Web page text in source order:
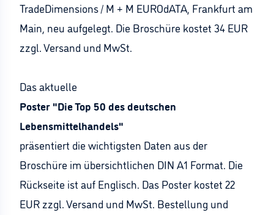
TradeDimensions / M + M EUROdATA, Frankfurt am
Main, neu aufgelegt. Die Broschüre kostet 34 EUR
zzgl. Versand und MwSt.
Das aktuelle
Poster "Die Top 50 des deutschen
Lebensmittelhandels"
präsentiert die wichtigsten Daten aus der
Broschüre im übersichtlichen DIN A1 Format. Die
Rückseite ist auf Englisch. Das Poster kostet 22
EUR zzgl. Versand und MwSt. Bestellung und